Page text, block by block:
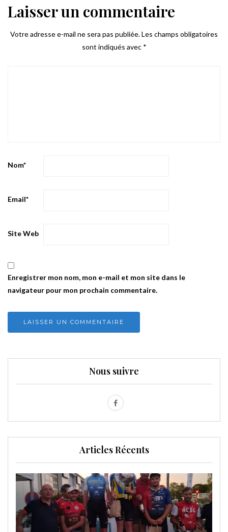
Laisser un commentaire
Votre adresse e-mail ne sera pas publiée.Les champs obligatoires
sont indiqués avec *
Nom*
Email*
Site Web
Enregistrer mon nom, mon e-mail et mon site dans le
navigateur pour mon prochain commentaire.
Nous suivre
Articles Récents